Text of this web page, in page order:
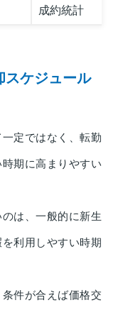
成約統計
スケジュール
定ではなく、転勤
期に高まりやすい
は、一般的に新生
利用しやすい時期
件が合えば価格交